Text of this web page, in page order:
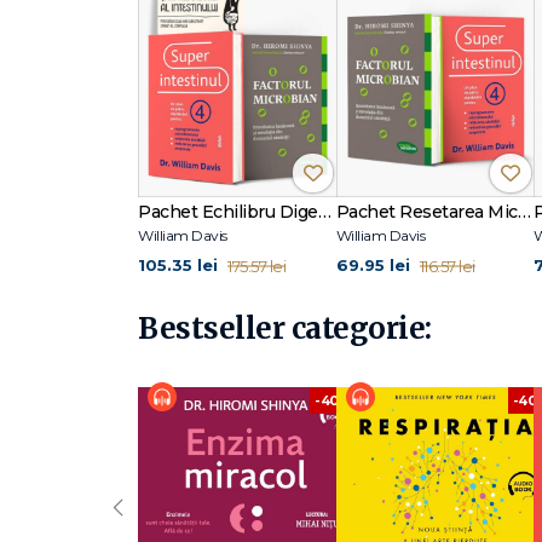
A urmat Facultatea de Medicină a Universității din St.
avansată în angioplastie la spitalul Universității Case
cardiovasculare avansate și asistent universitar la
Pachet Echilibru Digestiv
William Davis
105.35 lei 175.57 lei
Pachet Resetarea Microbiomului
William Davis
69.95 lei 116.57 lei
Bestseller categorie:
-40% -
‹